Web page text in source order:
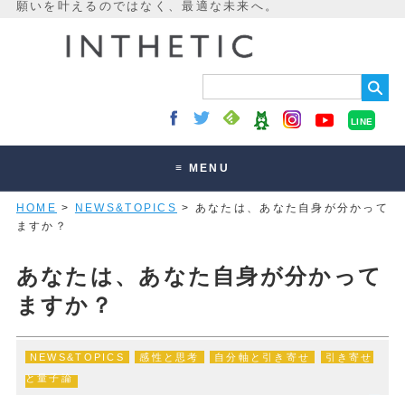
LINE
≡ MENU
未来最適化とは
お客様の声
オンラインサロン
HOME > NEWS&TOPICS > あなたは、あなた自身が分かって
ますか？
あなたは、あなた自身が分かって
ますか？
NEWS&TOPICS 感性と思考 自分軸と引き寄せ 引き寄せ
と量子論